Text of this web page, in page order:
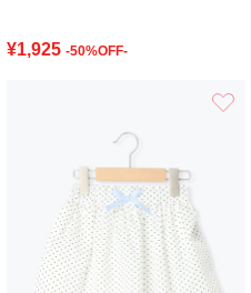
¥1,925 -50%OFF-